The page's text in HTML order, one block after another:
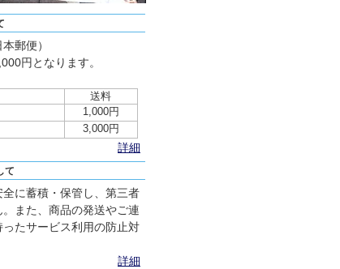
郵便）
円となります。
送料
1,000円
3,000円
詳細
て
に蓄積・保管し、第三者
また、商品の発送やご連
たサービス利用の防止対
詳細